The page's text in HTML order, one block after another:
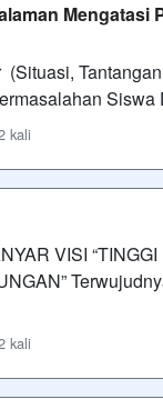
Mengatasi
kali
VISI
kali